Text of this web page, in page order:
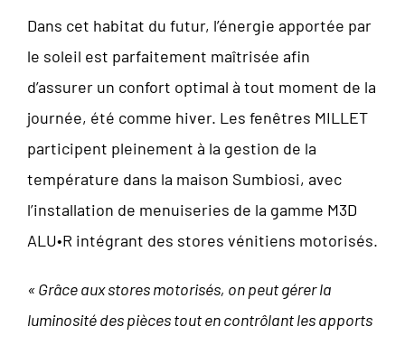
Dans cet habitat du futur, l’énergie apportée par
le soleil est parfaitement maîtrisée afin
d’assurer un confort optimal à tout moment de la
journée, été comme hiver. Les fenêtres MILLET
participent pleinement à la gestion de la
température dans la maison Sumbiosi, avec
l’installation de menuiseries de la gamme M3D
ALU•R intégrant des stores vénitiens motorisés.
« Grâce aux stores motorisés, on peut gérer la
luminosité des pièces tout en contrôlant les apports